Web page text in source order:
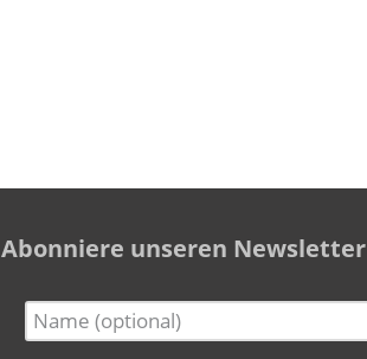
Abonniere unseren Newsletter